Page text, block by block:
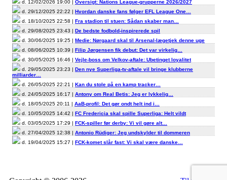
d. 12/02/2026 19:00 | Oversigt: Nations League-grupperne 2026/2027
d. 29/12/2025 22:22 | Hvordan danske fans følger EFL League One…
d. 18/10/2025 22:58 | Fra stadion til stuen: Sådan skaber man…
d. 29/08/2025 23:43 | De bedste fodbold-inspirerede spil
d. 30/06/2025 19:25 | Medie: Nørgaard skal til Arsenal-lægetjek denne uge
d. 08/06/2025 10:39 | Filip Jørgensen fik debut: Det var virkelig…
d. 30/05/2025 16:46 | Vejle-boss om Velkov-aftale: Ubetinget loyalitet
d. 29/05/2025 23:23 | Den nye Superliga-tv-aftale vil bringe klubberne
milliarder…
d. 26/05/2025 22:21 | Kan du stole på en kamp tracker…
d. 24/05/2025 16:17 | Antony om Real Betis: Jeg er lykkelig…
d. 18/05/2025 20:11 | AaB-profil: Det gør ondt helt ind i…
d. 10/05/2025 14:42 | FC Fredericia skal spille Superliga: Helt vildt
d. 03/05/2025 17:29 | FCK-spiller før derby: Vi vil gøre alt…
d. 27/04/2025 12:38 | Antonio Rüdiger: Jeg undskylder til dommeren
d. 19/04/2025 15:27 | FCK-komet slår fast: Vi skal være danske…